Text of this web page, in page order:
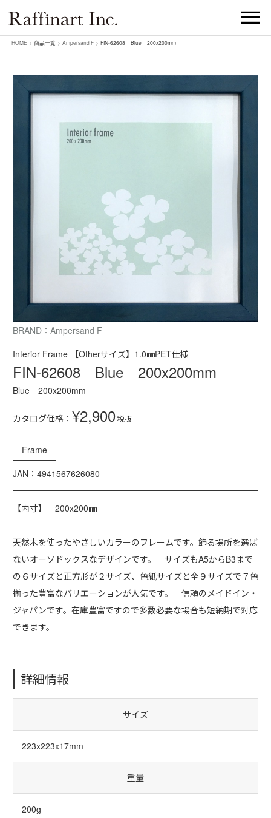
HOME > 商品一覧 > Ampersand F > FIN-62608 Blue 200x200mm
BRAND：Ampersand F
Interior Frame 【Otherサイズ】1.0㎜PET仕様
FIN-62608 Blue 200x200mm
Blue 200x200mm
カタログ価格： ¥2,900税抜
Frame
JAN：4941567626080
【内寸】 200x200㎜
天然木を使ったやさしいカラーのフレームです。飾る場所を選ば
ないオーソドックスなデザインです。 サイズもA5からB3まで
の６サイズと正方形が２サイズ、色紙サイズと全９サイズで７色
揃った豊富なバリエーションが人気です。 信頼のメイドイン・
ジャパンです。在庫豊富ですので多数必要な場合も短納期で対応
できます。
詳細情報
サイズ
223x223x17mm
重量
200g